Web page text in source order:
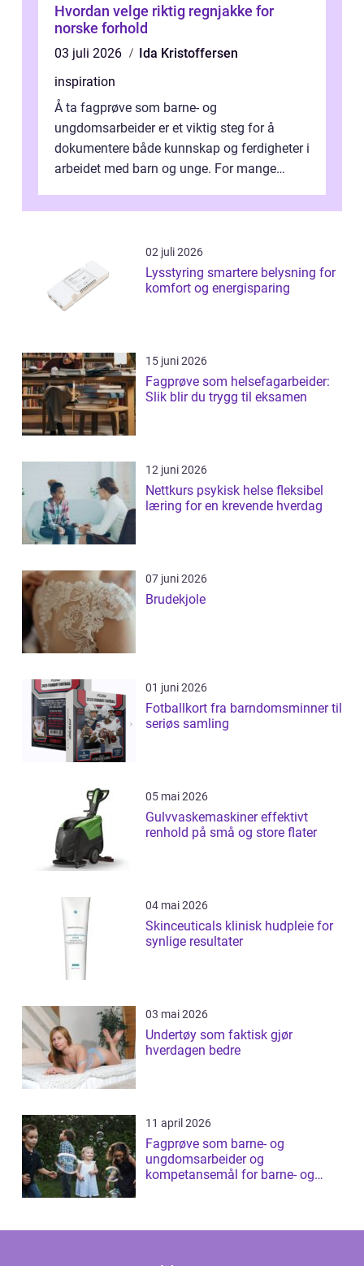
Hvordan velge riktig regnjakke for
norske forhold
03 juli 2026
Ida Kristoffersen
inspiration
Å ta fagprøve som barne- og
ungdomsarbeider er et viktig steg for å
dokumentere både kunnskap og ferdigheter i
arbeidet med barn og unge. For mange
02 juli 2026
Lysstyring smartere belysning for
komfort og energisparing
15 juni 2026
Fagprøve som helsefagarbeider:
Slik blir du trygg til eksamen
12 juni 2026
Nettkurs psykisk helse fleksibel
læring for en krevende hverdag
07 juni 2026
Brudekjole
01 juni 2026
Fotballkort fra barndomsminner til
seriøs samling
05 mai 2026
Gulvvaskemaskiner effektivt
renhold på små og store flater
04 mai 2026
Skinceuticals klinisk hudpleie for
synlige resultater
03 mai 2026
Undertøy som faktisk gjør
hverdagen bedre
11 april 2026
Fagprøve som barne- og
ungdomsarbeider og
kompetansemål for barne- og